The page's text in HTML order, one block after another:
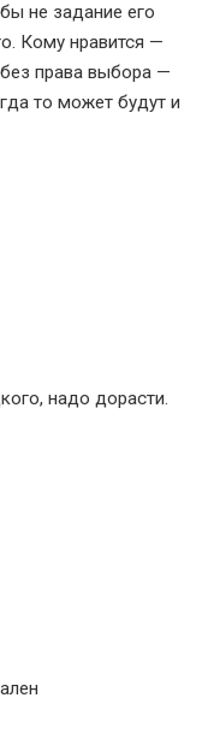
не задание его
Кому нравится —
права выбора —
то может будут и
надо дорасти.